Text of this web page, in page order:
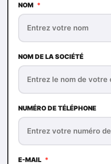
NOM *
NOM DE LA SOCIÉTÉ
NUMÉRO DE TÉLÉPHONE
E-MAIL *